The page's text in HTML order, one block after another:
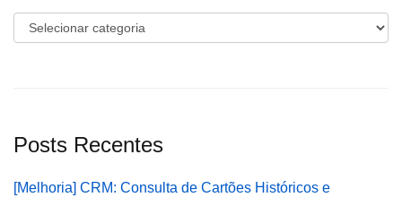
Categorias
Posts Recentes
[Melhoria] CRM: Consulta de Cartões Históricos e